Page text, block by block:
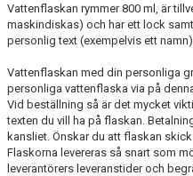
NORDAHLSUTSTÄLLNINGEN
Vattenflaskan rymmer 800 ml, är
maskindiskas) och har ett lock
personlig text (exempelvis ett
Vattenflaskan med din personliga
personliga vattenflaska via på
Vid beställning så är det mycket
texten du vill ha på flaskan.
kansliet. Önskar du att flaskan
Flaskorna levereras så snart som
leverantörers leveranstider och